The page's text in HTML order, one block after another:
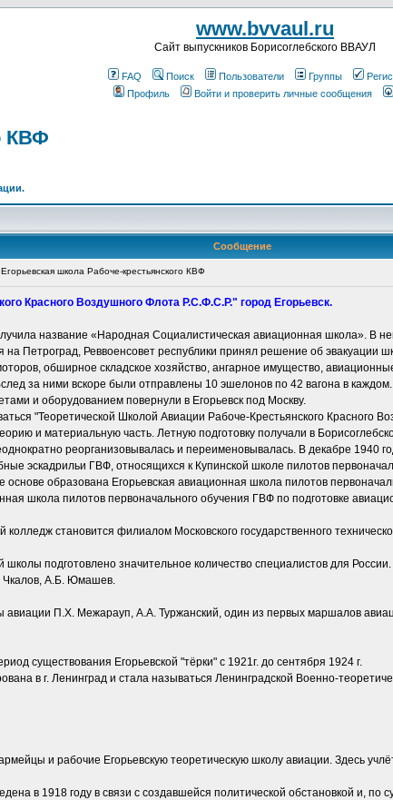
www.bvvaul.ru
Cайт выпускников Борисоглебского ВВАУЛ
FAQ Поиск Пользователи Группы
Профиль
Войти и проверить личные сообщения
КВФ
Сообщение
школа Рабоче-крестьянского КВФ
Красного Воздушного Флота Р.С.Ф.С.Р." город Егорьевск.
название «Народная Социалистическая авиационная школа». В
на Петроград, Реввоенсовет республики принял решение об эвакуации
обширное складское хозяйство, ангарное имущество,
за ними вскоре были отправлены 10 эшелонов по 42 вагона в
и оборудованием повернули в Егорьевск под Москву.
"Теоретической Школой Авиации Рабоче-Крестьянского Красного
и материальную часть. Летную подготовку получали в
реорганизовывалась и переименовывалась. В декабре 1940
эскадрильи ГВФ, относящихся к Купинской школе пилотов
основе образована Егорьевская авиационная школа пилотов
школа пилотов первоначального обучения ГВФ по подготовке
становится филиалом Московского государственного
подготовлено значительное количество специалистов для
Чкалов, А.Б. Юмашев.
авиации П.Х. Межарауп, А.А. Туржанский, один из первых маршалов
существования Егорьевской "тёрки" с 1921г. до сентября 1924 г.
в г. Ленинград и стала называться Ленинградской Военно-
и рабочие Егорьевскую теоретическую школу авиации. Здесь
в 1918 году в связи с создавшейся политической обстановкой и, по